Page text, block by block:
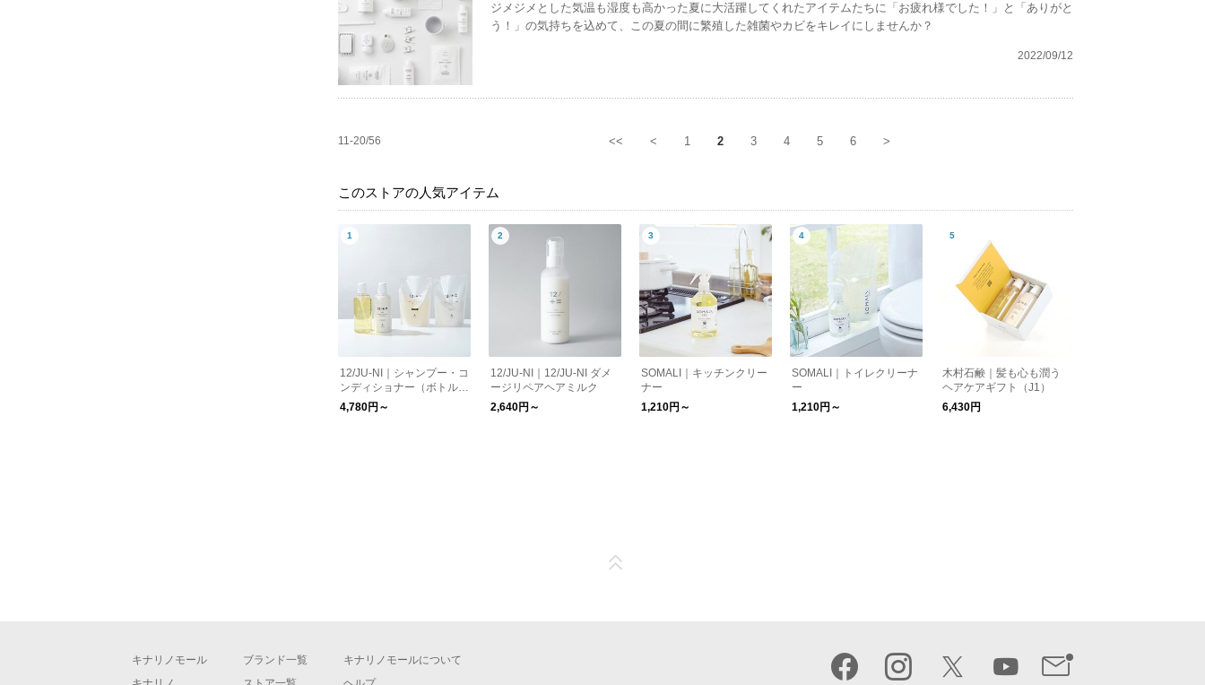
ジメジメとした気温も湿度も高かった夏に大活躍してくれたアイテムたちに「お疲れ様でした！」と「ありがと
う！」の気持ちを込めて、この夏の間に繁殖した雑菌やカビをキレイにしませんか？
2022/09/12
11-20/56 << < 1 2 3 4 5 6 >
このストアの人気アイテム
12/JU-NI｜シャンプー・コ
ンディショナー（ボトル/
詰替）【送料無料】
4,780円～
12/JU-NI｜12/JU-NI ダメ
ージリペアヘアミルク
2,640円～
SOMALI｜キッチンクリー
ナー
1,210円～
SOMALI｜トイレクリーナ
ー
1,210円～
木村石鹸｜髪も心も潤う
ヘアケアギフト（J1）
6,430円
キナリノモール
ブランド一覧
キナリノモールについて